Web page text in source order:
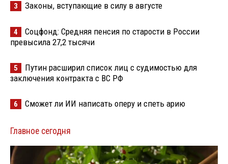
3 Законы, вступающие в силу в августе
4
Соцфонд: Средняя пенсия по старости в России
превысила 27,2 тысячи
5
Путин расширил список лиц с судимостью для
заключения контракта с ВС РФ
6 Сможет ли ИИ написать оперу и спеть арию
Главное сегодня